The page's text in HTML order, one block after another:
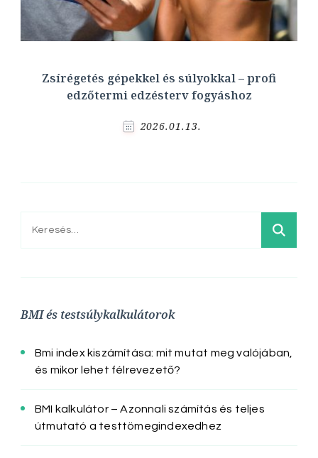
Zsírégetés gépekkel és súlyokkal – profi
edzőtermi edzésterv fogyáshoz
2026.01.13.
Keresés:
BMI és testsúlykalkulátorok
Bmi index kiszámítása: mit mutat meg valójában,
és mikor lehet félrevezető?
BMI kalkulátor – Azonnali számítás és teljes
útmutató a testtömegindexedhez